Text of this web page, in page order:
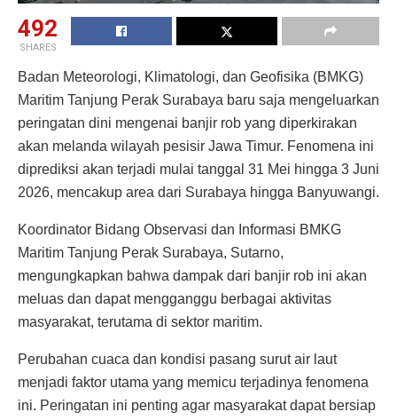
492
SHARES
Badan Meteorologi, Klimatologi, dan Geofisika (BMKG)
Maritim Tanjung Perak Surabaya baru saja mengeluarkan
peringatan dini mengenai banjir rob yang diperkirakan
akan melanda wilayah pesisir Jawa Timur. Fenomena ini
diprediksi akan terjadi mulai tanggal 31 Mei hingga 3 Juni
2026, mencakup area dari Surabaya hingga Banyuwangi.
Koordinator Bidang Observasi dan Informasi BMKG
Maritim Tanjung Perak Surabaya, Sutarno,
mengungkapkan bahwa dampak dari banjir rob ini akan
meluas dan dapat mengganggu berbagai aktivitas
masyarakat, terutama di sektor maritim.
Perubahan cuaca dan kondisi pasang surut air laut
menjadi faktor utama yang memicu terjadinya fenomena
ini. Peringatan ini penting agar masyarakat dapat bersiap